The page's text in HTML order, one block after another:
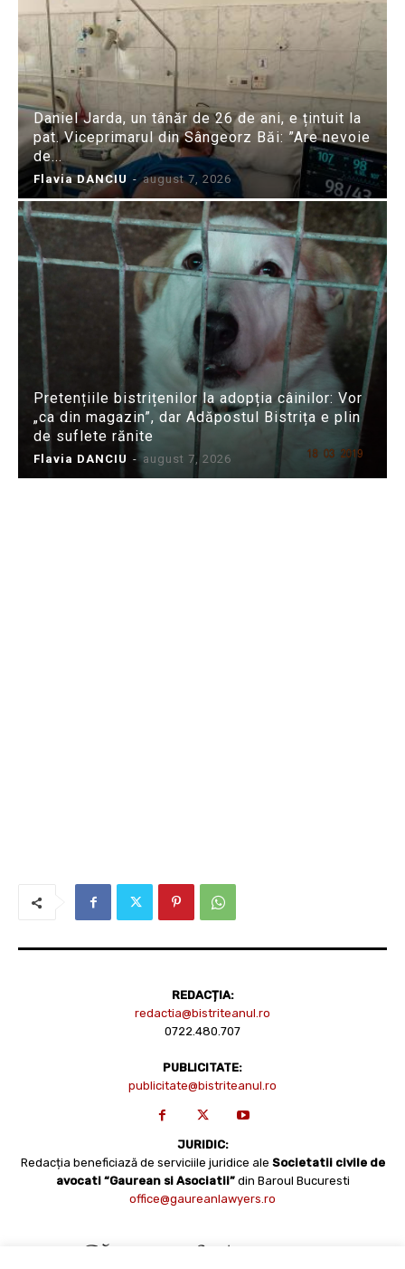
Daniel Jarda, un tânăr de 26 de ani, e țintuit la
pat. Viceprimarul din Sângeorz Băi: ”Are nevoie
de...
Flavia DANCIU - august 7, 2026
Pretențiile bistrițenilor la adopția câinilor: Vor
„ca din magazin”, dar Adăpostul Bistrița e plin
de suflete rănite
Flavia DANCIU - august 7, 2026
REDACȚIA:
redactia@bistriteanul.ro
0722.480.707
PUBLICITATE:
publicitate@bistriteanul.ro
JURIDIC:
Redacția beneficiază de serviciile juridice ale Societatii civile de
avocati “Gaurean si Asociatii” din Baroul Bucuresti
office@gaureanlawyers.ro